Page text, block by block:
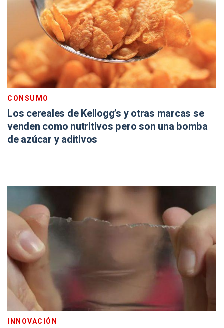
CONSUMO
Los cereales de Kellogg’s y otras marcas se
venden como nutritivos pero son una bomba
de azúcar y aditivos
INNOVACIÓN